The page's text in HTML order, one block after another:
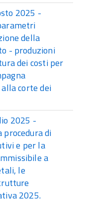
2025 -
della
- produzioni
dei costi per
corte dei
2025 -
procedura di
e per la
a
le
2025.